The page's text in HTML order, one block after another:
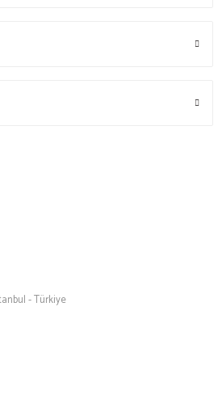
- Türkiye